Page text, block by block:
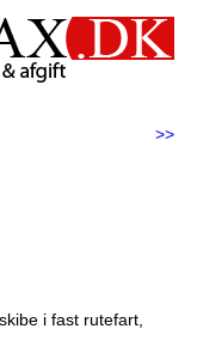
>>
i fast rutefart,